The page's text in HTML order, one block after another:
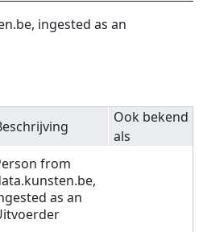
ingested as an
Ook bekend
als
from
as an